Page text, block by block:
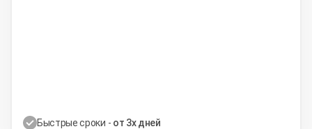
Быстрые сроки - от 3х дней